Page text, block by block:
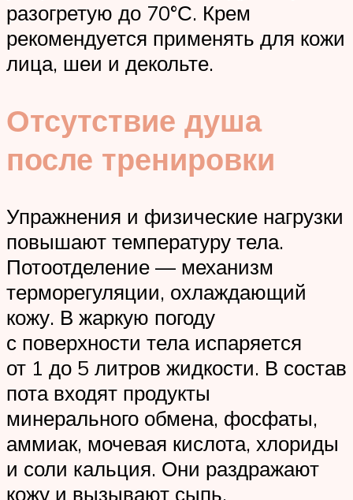
разогретую до 70°С. Крем
рекомендуется применять для кожи
лица, шеи и декольте.
Отсутствие душа
после тренировки
Упражнения и физические нагрузки
повышают температуру тела.
Потоотделение — механизм
терморегуляции, охлаждающий
кожу. В жаркую погоду
с поверхности тела испаряется
от 1 до 5 литров жидкости. В состав
пота входят продукты
минерального обмена, фосфаты,
аммиак, мочевая кислота, хлориды
и соли кальция. Они раздражают
кожу и вызывают сыпь.